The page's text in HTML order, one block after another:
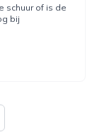
schuur of is de
bij